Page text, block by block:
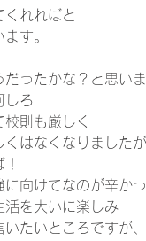
くれればと
ます。
だったかな？と思い
しろ
校則も厳しく
くはなくなりましたが
！
に向けてなのが辛か
活を大いに楽しみ
いたいところですが